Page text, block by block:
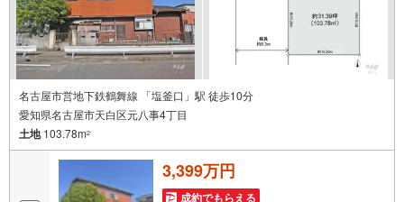
名古屋市営地下鉄鶴舞線 「塩釜口」駅 徒歩10分
愛知県名古屋市天白区元八事4丁目
土地103.78m2
3,399万円
成約でもらえる